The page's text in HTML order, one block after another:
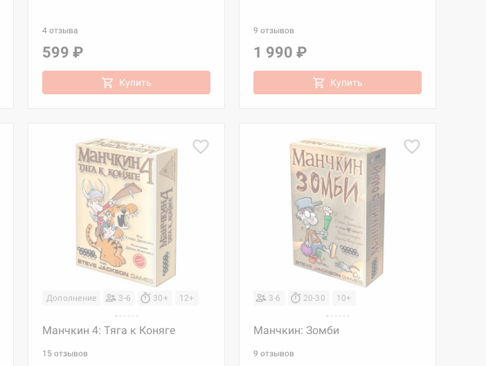
4 отзыва
599 ₽
Купить
9 отзывов
1 990 ₽
Купить
Дополнение 3-6 30+ 12+
Манчкин 4: Тяга к Коняге
15 отзывов
3-6 20-30 10+
Манчкин: Зомби
9 отзывов